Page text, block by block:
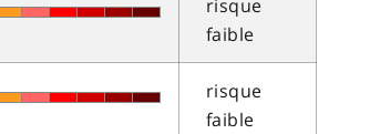
risque
faible
risque
faible